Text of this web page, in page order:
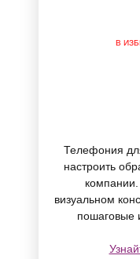
В
Телефония
настроить
визуальном
пошаговые